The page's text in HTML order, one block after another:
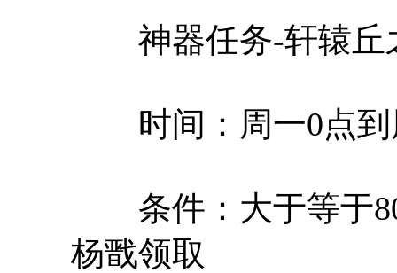
神器任务-轩辕丘
时间：周一0点到
条件：大于等于80
杨戬领取